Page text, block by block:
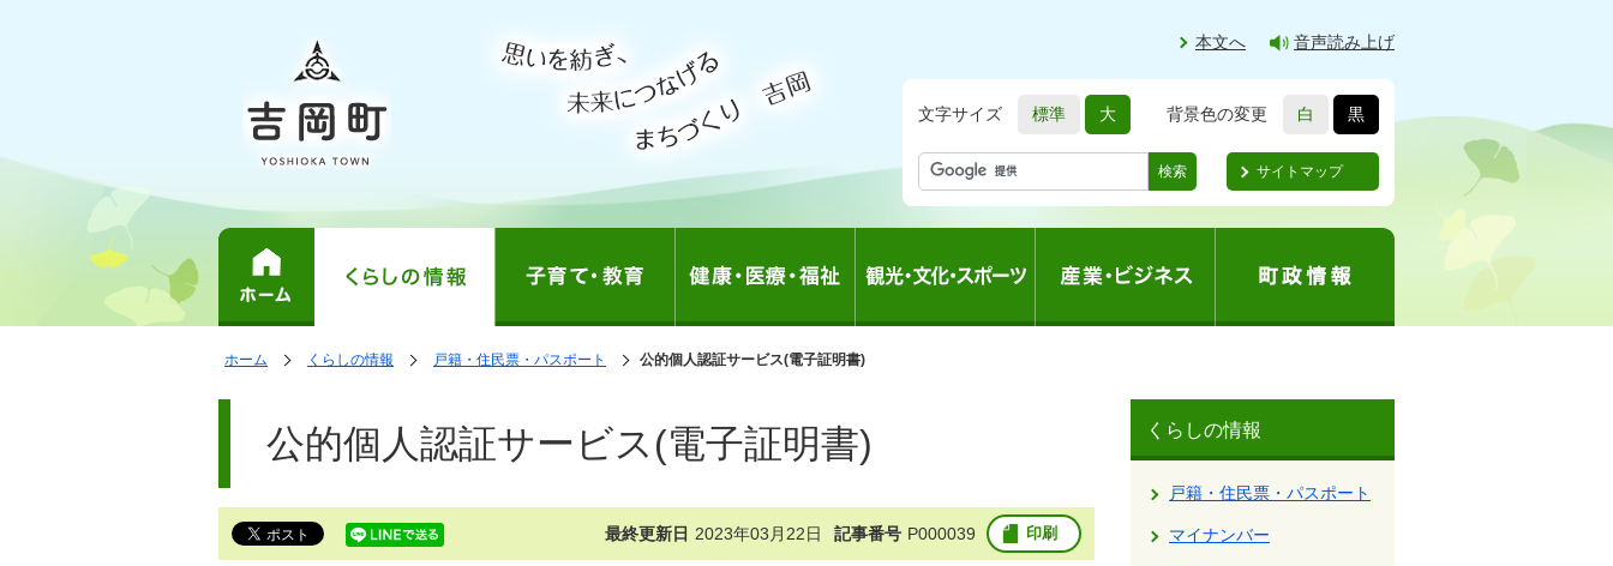
本文へ 音声読み上げ
文字サイズ 標準 大 背景色の変更 白 黒
検索 サイトマップ
表
ペ
ホーム
のくらしの情報
の
戸籍・住民票・パスポート
の
公的個人認証サービス(電子証明書)
文
で
公的個人認証サービス(電子証明書)
最終更新日 2023年03月22日 記事番号 P000039 印刷
くらしの情報
戸籍・住民票・パスポート
マイナンバー